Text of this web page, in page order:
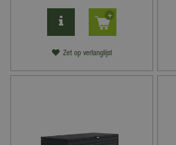
Zet op verlanglijst